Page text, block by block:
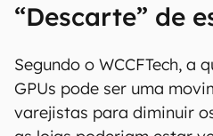
“Descarte” de
Segundo o WCCFTech, a
GPUs pode ser uma
varejistas para diminuir